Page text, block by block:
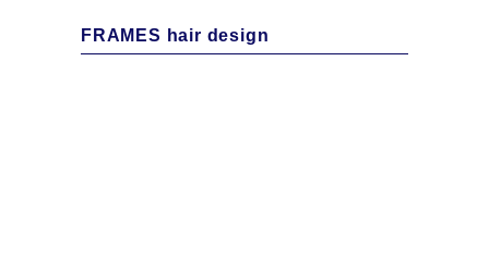
FRAMES hair design